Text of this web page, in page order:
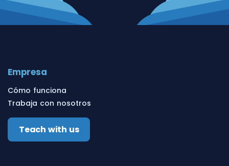
Empresa
Cómo funciona
Trabaja con nosotros
Teach with us